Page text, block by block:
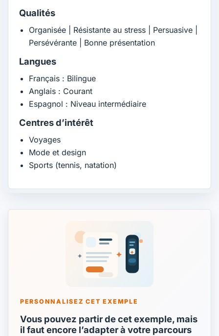
Qualités
Organisée | Résistante au stress | Persuasive |
Persévérante | Bonne présentation
Langues
Français : Bilingue
Anglais : Courant
Espagnol : Niveau intermédiaire
Centres d’intérêt
Voyages
Mode et design
Sports (tennis, natation)
PERSONNALISEZ CET EXEMPLE
Vous pouvez partir de cet exemple, mais
il faut encore l’adapter à votre parcours